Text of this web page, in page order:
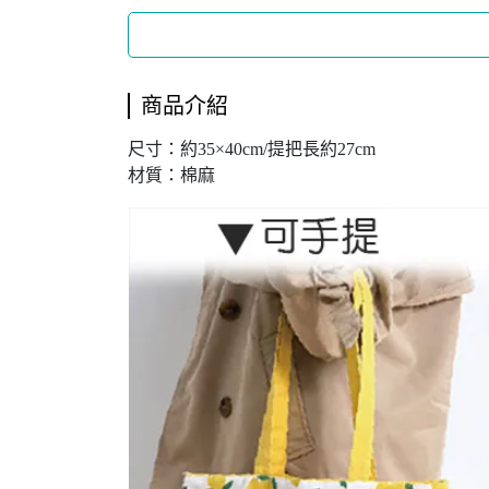
商品介紹
尺寸：約35×40cm/提把長約27cm
材質：棉麻